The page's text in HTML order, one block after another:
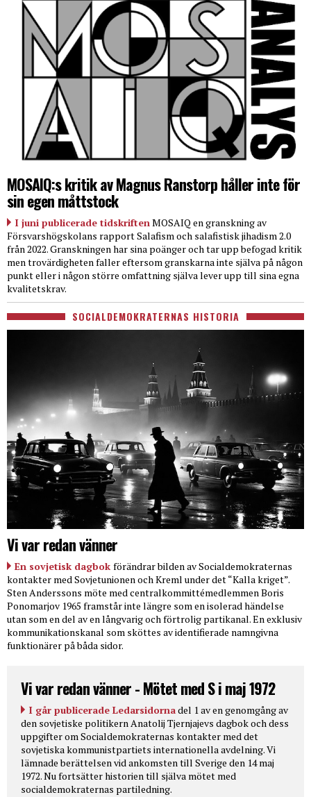
MOSAIQ:s kritik av Magnus Ranstorp håller inte för
sin egen måttstock
I juni publicerade tidskriften MOSAIQ en granskning av
Försvarshögskolans rapport Salafism och salafistisk jihadism 2.0
från 2022. Granskningen har sina poänger och tar upp befogad kritik
men trovärdigheten faller eftersom granskarna inte själva på någon
punkt eller i någon större omfattning själva lever upp till sina egna
kvalitetskrav.
SOCIALDEMOKRATERNAS HISTORIA
Vi var redan vänner
En sovjetisk dagbok förändrar bilden av Socialdemokraternas
kontakter med Sovjetunionen och Kreml under det “Kalla kriget”.
Sten Anderssons möte med centralkommittémedlemmen Boris
Ponomarjov 1965 framstår inte längre som en isolerad händelse
utan som en del av en långvarig och förtrolig partikanal. En exklusiv
kommunikationskanal som sköttes av identifierade namngivna
funktionärer på båda sidor.
Vi var redan vänner - Mötet med S i maj 1972
I går publicerade Ledarsidornadel 1 av en genomgång av
den sovjetiske politikern Anatolij Tjernjajevs dagbok och dess
uppgifter om Socialdemokraternas kontakter med det
sovjetiska kommunistpartiets internationella avdelning. Vi
lämnade berättelsen vid ankomsten till Sverige den 14 maj
1972. Nu fortsätter historien till själva mötet med
socialdemokraternas partiledning.